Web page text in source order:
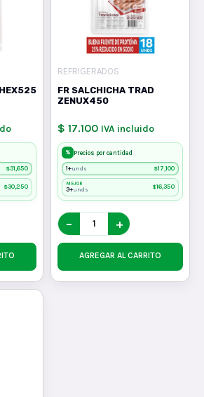
$31,650
$30,250
REFRIGERADOS
FR SALCHICHA TRAD
ZENUX450
$ 17.100 IVA incluido
% Precios por cantidad
1+unds $17,100
MEJOR
3+unds $16,350
− +
AGREGAR AL CARRITO